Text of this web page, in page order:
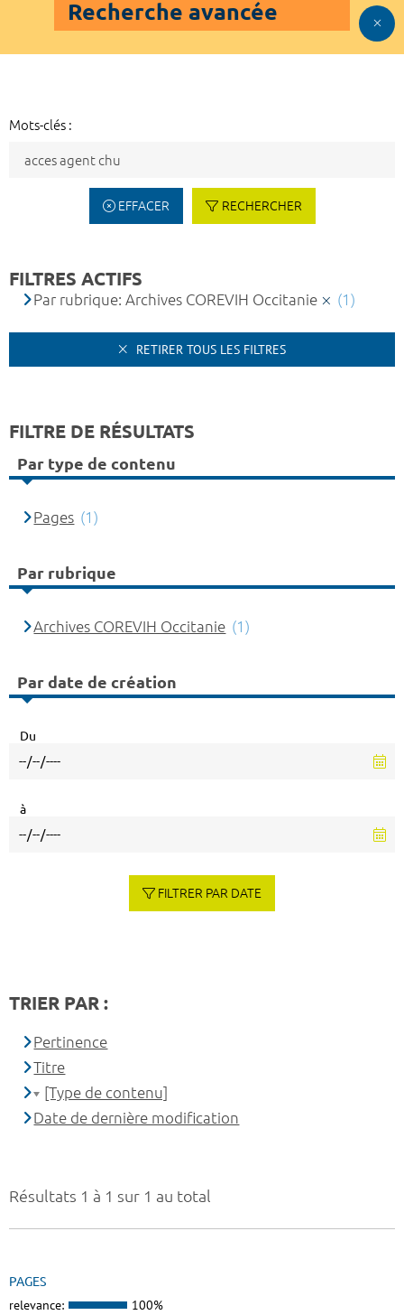
Recherche avancée
Mots-clés :
EFFACER RECHERCHER
Résultats 1 à 1 sur 1 au total
PAGES
relevance: 100%
FILTRES ACTIFS
Par rubrique: Archives COREVIH Occitanie (1)
RETIRER TOUS LES FILTRES
FILTRE DE RÉSULTATS
Par type de contenu
Pages (1)
Par rubrique
Archives COREVIH Occitanie (1)
Par date de création
Du
à
FILTRER PAR DATE
TRIER PAR :
Pertinence
Titre
[Type de contenu]
Date de dernière modification